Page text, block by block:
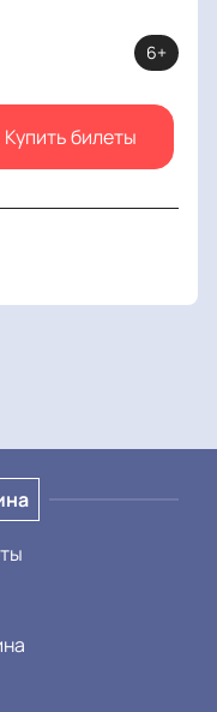
6+
Купить билеты